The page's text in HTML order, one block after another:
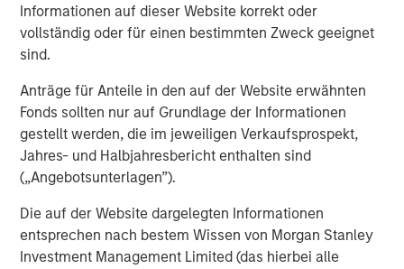
Informationen auf dieser Website korrekt oder
vollständig oder für einen bestimmten Zweck geeignet
sind.
Anträge für Anteile in den auf der Website erwähnten
Fonds sollten nur auf Grundlage der Informationen
gestellt werden, die im jeweiligen Verkaufsprospekt,
Jahres- und Halbjahresbericht enthalten sind
(„Angebotsunterlagen”).
Die auf der Website dargelegten Informationen
entsprechen nach bestem Wissen von Morgan Stanley
Investment Management Limited (das hierbei alle